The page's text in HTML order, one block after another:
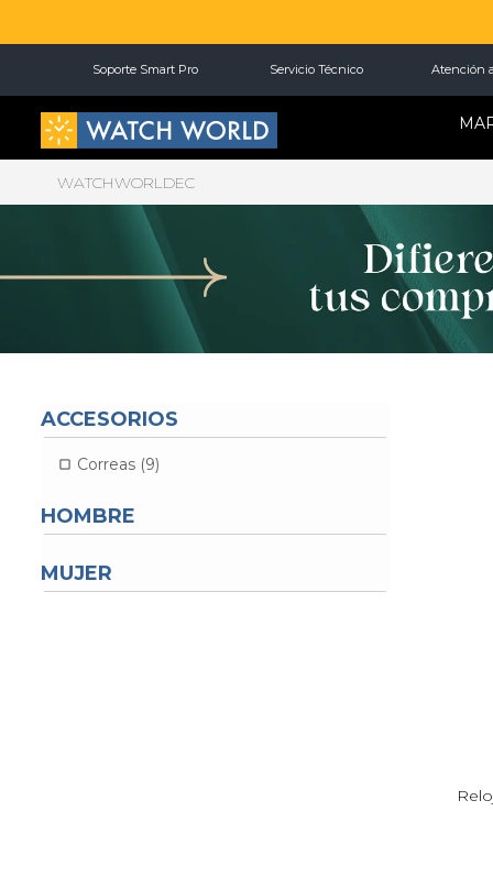
Soporte Smart Pro Servicio Técnico Atención
WATCHWORLDEC
ACCESORIOS
Correas (9)
HOMBRE
MUJER